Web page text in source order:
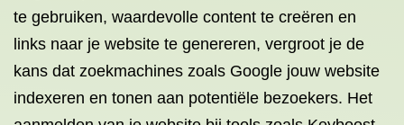
te gebruiken, waardevolle content te creëren en
links naar je website te genereren, vergroot je de
kans dat zoekmachines zoals Google jouw website
indexeren en tonen aan potentiële bezoekers. Het